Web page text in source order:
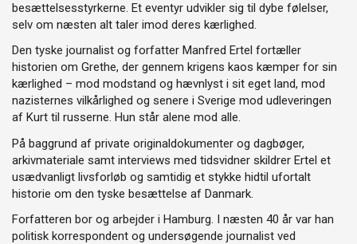
besættelsesstyrkerne. Et eventyr udvikler sig til dybe følelser,
selv om næsten alt taler imod deres kærlighed.
Den tyske journalist og forfatter Manfred Ertel fortæller
historien om Grethe, der gennem krigens kaos kæmper for sin
kærlighed – mod modstand og hævnlyst i sit eget land, mod
nazisternes vilkårlighed og senere i Sverige mod udleveringen
af Kurt til russerne. Hun står alene mod alle.
På baggrund af private originaldokumenter og dagbøger,
arkivmateriale samt interviews med tidsvidner skildrer Ertel et
usædvanligt livsforløb og samtidig et stykke hidtil ufortalt
historie om den tyske besættelse af Danmark.
Forfatteren bor og arbejder i Hamburg. I næsten 40 år var han
politisk korrespondent og undersøgende journalist ved